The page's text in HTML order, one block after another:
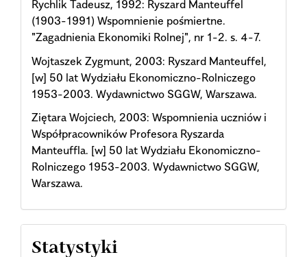
Rychlik Tadeusz, 1992: Ryszard Manteuffel
(1903-1991) Wspomnienie pośmiertne.
"Zagadnienia Ekonomiki Rolnej", nr 1-2. s. 4-7.
Wojtaszek Zygmunt, 2003: Ryszard Manteuffel,
[w] 50 lat Wydziału Ekonomiczno-Rolniczego
1953-2003. Wydawnictwo SGGW, Warszawa.
Ziętara Wojciech, 2003: Wspomnienia uczniów i
Współpracowników Profesora Ryszarda
Manteuffla. [w] 50 lat Wydziału Ekonomiczno-
Rolniczego 1953-2003. Wydawnictwo SGGW,
Warszawa.
Statystyki